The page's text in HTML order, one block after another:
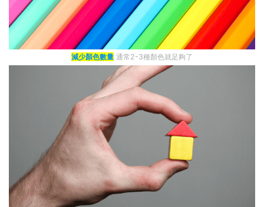
減少顏色數量 通常2-3種顏色就足夠了